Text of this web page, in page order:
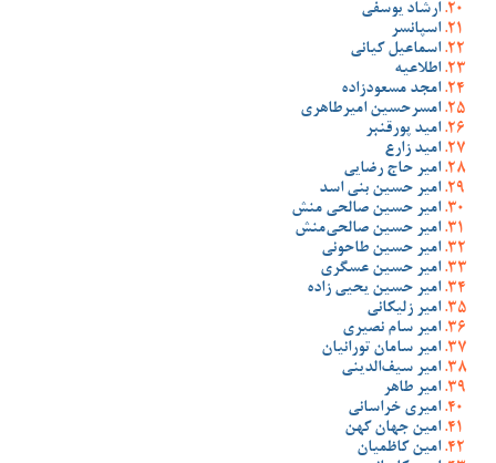
ارشاد یوسفی
اسپانسر
اسماعیل کیانی
اطلاعیه
امجد مسعودزاده
امسرحسین امیرطاهری
امید پورقنبر
امید زارع
امیر حاج رضایی
امیر حسین بنی اسد
امیر حسین صالحی منش
امیر حسین صالحی‌منش
امیر حسین طاحونی
امیر حسین عسگری
امیر حسین یحیی زاده
امیر زلیکانی
امیر سام نصیری
امیر سامان تورانیان
امیر سیف‌الدینی
امیر طاهر
امیری خراسانی
امین جهان کهن
امین کاظمیان